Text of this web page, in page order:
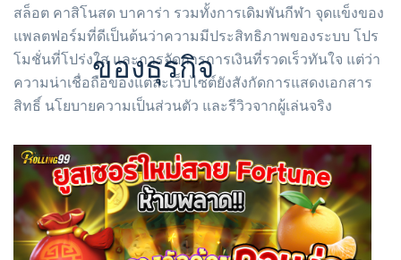
ของธุรกิจ
สล็อต คาสิโนสด บาคาร่า รวมทั้งการเดิมพันกีฬา จุดแข็งของ
แพลตฟอร์มที่ดีเป็นต้นว่าความมีประสิทธิภาพของระบบ โปร
โมชั่นที่โปร่งใส และการจัดการการเงินที่รวดเร็วทันใจ แต่ว่า
ความน่าเชื่อถือของแต่ละเว็บไซต์ยังสังกัดการแสดงเอกสาร
สิทธิ์ นโยบายความเป็นส่วนตัว และรีวิวจากผู้เล่นจริง